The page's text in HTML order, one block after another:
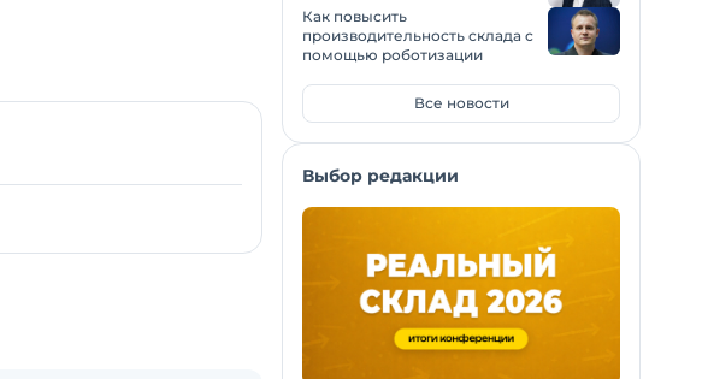
Как повысить
производительность склада с
помощью роботизации
Все новости
Выбор редакции